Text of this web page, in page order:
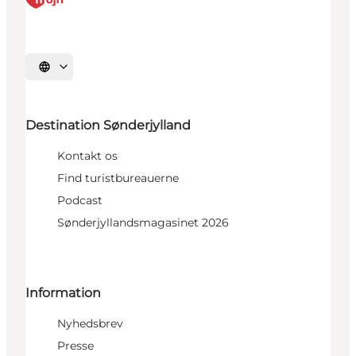
Vælg sprog
Destination Sønderjylland
Kontakt os
Find turistbureauerne
Podcast
Sønderjyllandsmagasinet 2026
Information
Nyhedsbrev
Presse